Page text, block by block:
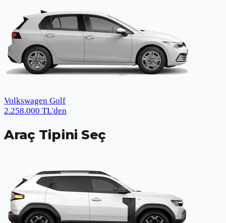
Volkswagen Golf
2.258.000 TL'den
Araç Tipini Seç